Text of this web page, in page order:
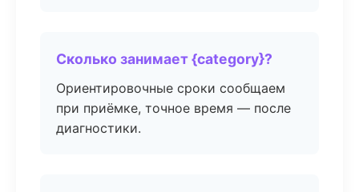
Сколько занимает {category}?
Ориентировочные сроки сообщаем
при приёмке, точное время — после
диагностики.